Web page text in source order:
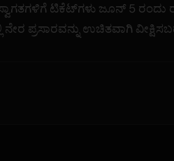
ಟಿಕೆಟ್‌ಗಳು ಜೂನ್ 5 ರಂದು
ಪ್ರಸಾರವನ್ನು ಉಚಿತವಾಗಿ